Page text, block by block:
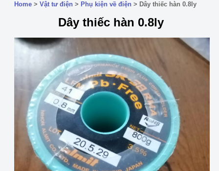
Home > Vật tư điện > Phụ kiện về điện > Dây thiếc hàn 0.8ly
Dây thiếc hàn 0.8ly